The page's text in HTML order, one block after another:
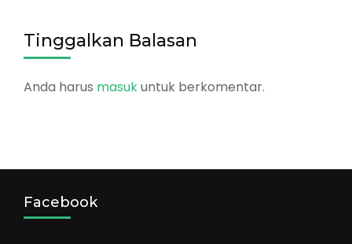
Tinggalkan Balasan
Anda harus masukuntuk berkomentar.
Facebook